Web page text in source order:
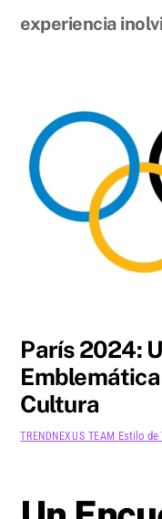
experiencia
París 2024:
Cultura
TRENDNEXUS TEAM Estilo de